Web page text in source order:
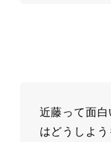
近藤って面
はどうしよう